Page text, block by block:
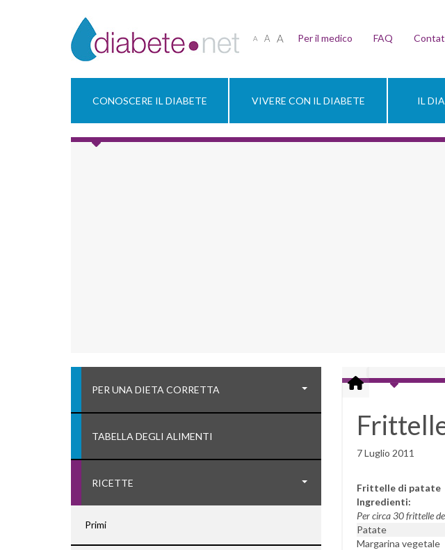
A A A Per il medico FAQ
CONOSCERE IL DIABETE VIVERE CON IL DIABETE IL
PER UNA DIETA CORRETTA
TABELLA DEGLI ALIMENTI
RICETTE
Primi
7 Luglio 2011
Frittelle di patate
Ingredienti:
Per circa 30 frittelle
Patate
Margarina vegetale